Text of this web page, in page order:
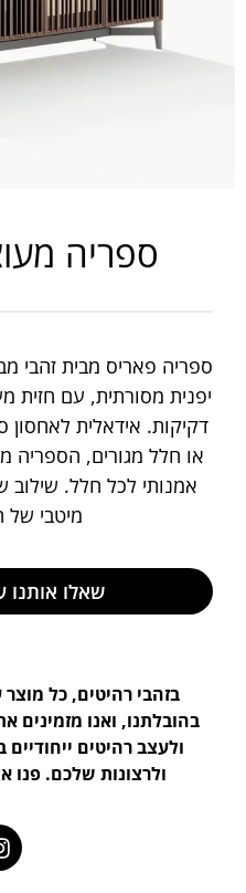
ספריה
ספריה פאריס מבית זהבי
יפנית מסורתית, עם חזית
דקיקות. אידאלית
או חלל מגורים, הספריה
אמנותי לכל חלל. שילוב
מיטבי
שאלו אותנו
בזהבי רהיטים, כל
בהובלתנו, ואנו מזמינים
ולעצב רהיטים
ולרצונות שלכם. פנו